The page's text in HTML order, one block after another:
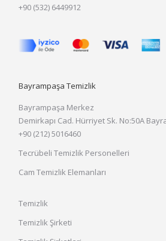
+90 (532) 6449912
Bayrampaşa Temizlik
Bayrampaşa Merkez
Demirkapı Cad. Hürriyet Sk. No:50A
+90 (212) 5016460
Tecrübeli Temizlik Personelleri
Cam Temizlik Elemanları
Temizlik
Temizlik Şirketi